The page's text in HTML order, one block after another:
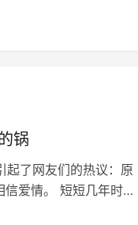
锅
起了网友们的热议：原
信爱情。 短短几年时